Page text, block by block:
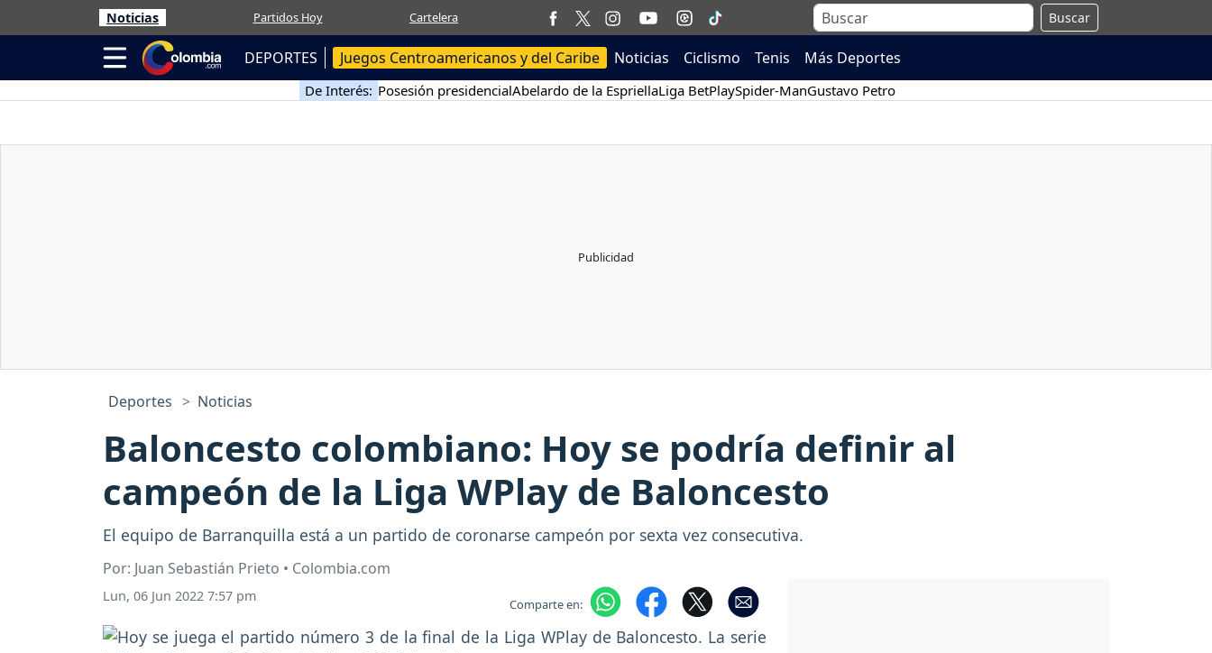
Noticias Partidos Hoy Cartelera Buscar
DEPORTES Juegos Centroamericanos y del Caribe Noticias Ciclismo Tenis Más Deportes
De Interés: Posesión presidencialAbelardo de la EspriellaLiga BetPlaySpider-ManGustavo Petro
Deportes Noticias
Baloncesto colombiano: Hoy se podría definir al
campeón de la Liga WPlay de Baloncesto
El equipo de Barranquilla está a un partido de coronarse campeón por sexta vez consecutiva.
Por: Juan Sebastián Prieto • Colombia.com
Lun, 06 Jun 2022 7:57 pm Comparte en: